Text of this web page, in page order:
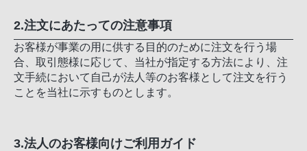
2.注文にあたっての注意事項
お客様が事業の用に供する目的のために注文を行う場
合、取引態様に応じて、当社が指定する方法により、注
文手続において自己が法人等のお客様として注文を行う
ことを当社に示すものとします。
3.法人のお客様向けご利用ガイド